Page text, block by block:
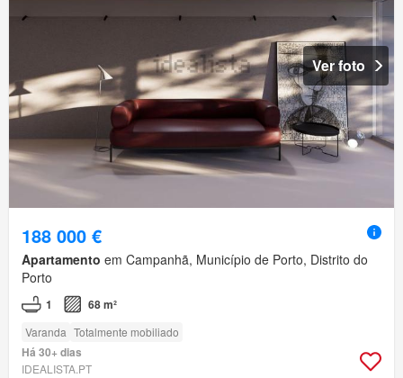
Ver foto
188 000 €
Apartamento em Campanhã, Município de Porto, Distrito do
Porto
1 68 m²
Varanda Totalmente mobiliado
Há 30+ dias
IDEALISTA.PT